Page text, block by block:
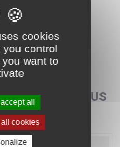
AUSSI VOUS
cookies
you control
want to
all
all cookies